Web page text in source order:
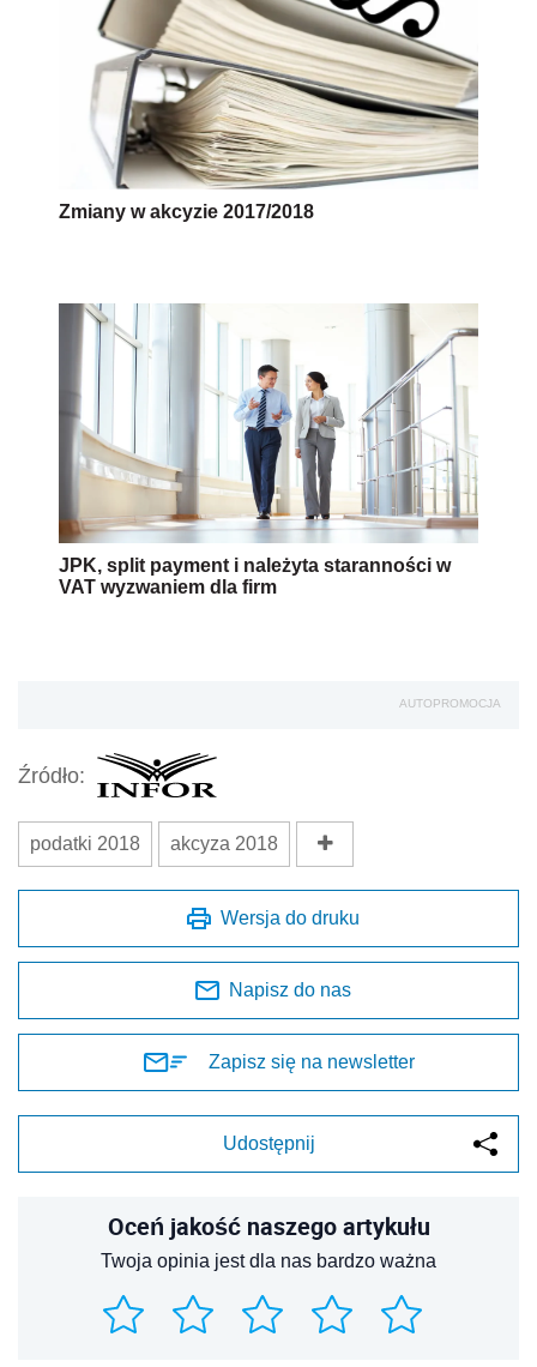
Zmiany w akcyzie 2017/2018
JPK, split payment i należyta staranności w
VAT wyzwaniem dla firm
AUTOPROMOCJA
Źródło:
podatki 2018 akcyza 2018
Wersja do druku
Napisz do nas
Zapisz się na newsletter
Udostępnij
Oceń jakość naszego artykułu
Twoja opinia jest dla nas bardzo ważna